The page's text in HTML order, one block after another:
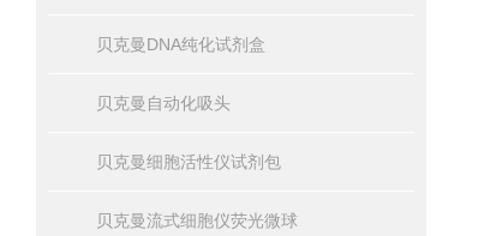
贝克曼DNA纯化试剂盒
贝克曼自动化吸头
贝克曼细胞活性仪试剂包
贝克曼流式细胞仪荧光微球